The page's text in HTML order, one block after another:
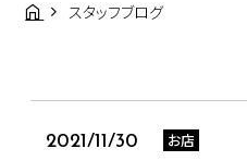
スタッフブログ
2021/11/30 お店